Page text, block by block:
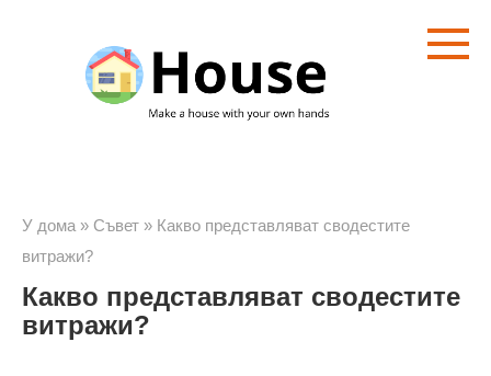
съдържанието
У дома » Съвет » Какво представляват сводестите
витражи?
Какво представляват сводестите
витражи?